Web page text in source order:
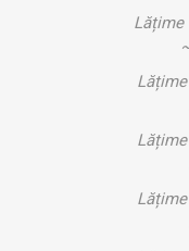
Lățime 1.5m ~
Lățime 2m ~
Lățime 3m ~
Lățime 4m ~